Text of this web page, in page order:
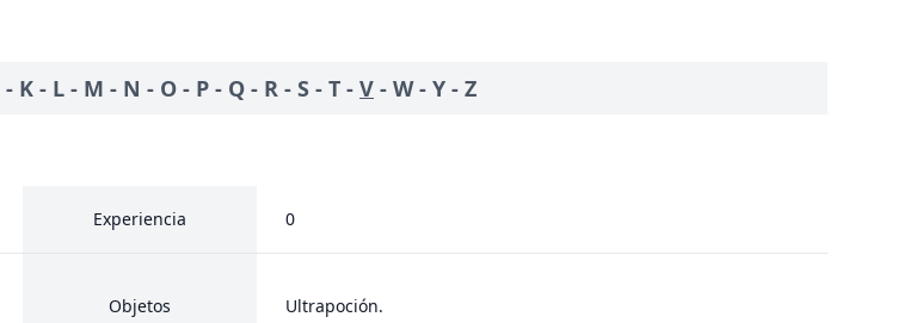
- K - L - M - N - O - P - Q - R - S - T - V - W- Y - Z
Experiencia 0
Objetos Ultrapoción.